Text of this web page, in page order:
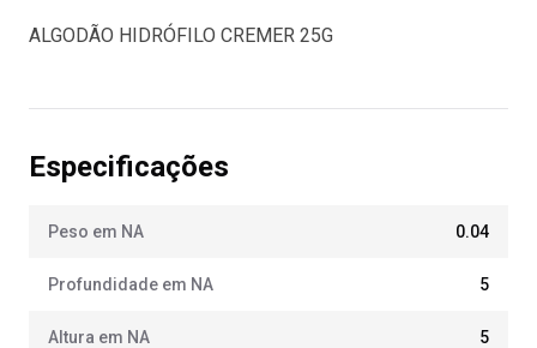
ALGODÃO HIDRÓFILO CREMER 25G
Especificações
Peso em NA 0.04
Profundidade em NA 5
Altura em NA 5